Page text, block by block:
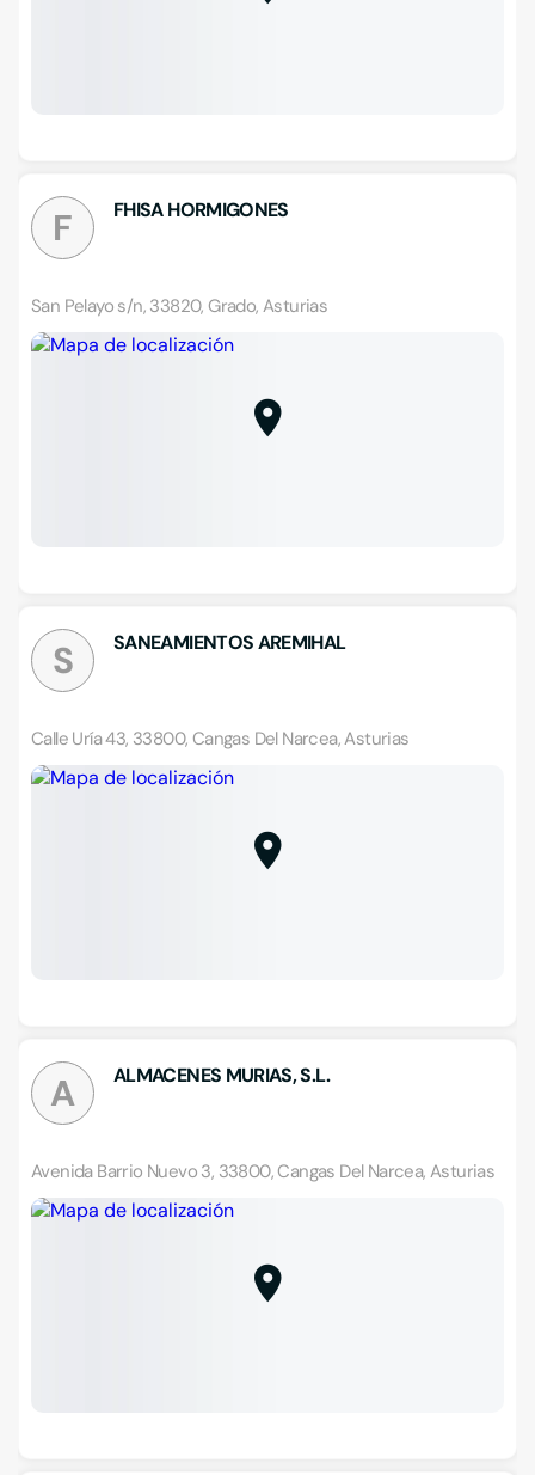
F FHISA HORMIGONES
San Pelayo s/n, 33820, Grado, Asturias
S SANEAMIENTOS AREMIHAL
Calle Uría 43, 33800, Cangas Del Narcea, Asturias
A ALMACENES MURIAS, S.L.
Avenida Barrio Nuevo 3, 33800, Cangas Del Narcea, Asturias